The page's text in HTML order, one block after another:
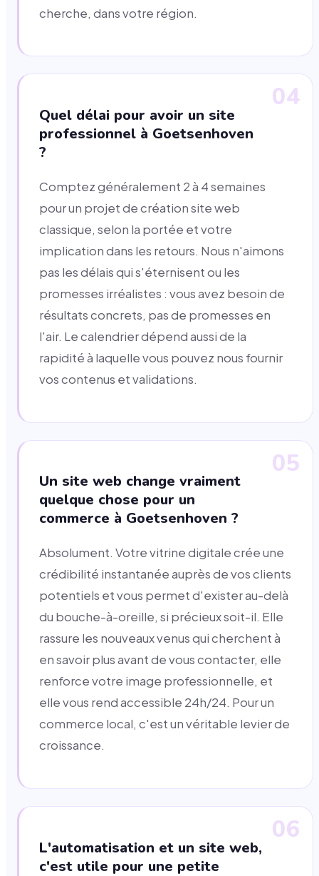
cherche, dans votre région.
04
Quel délai pour avoir un site
professionnel à Goetsenhoven
?
Comptez généralement 2 à 4 semaines
pour un projet de création site web
classique, selon la portée et votre
implication dans les retours. Nous n'aimons
pas les délais qui s'éternisent ou les
promesses irréalistes : vous avez besoin de
résultats concrets, pas de promesses en
l'air. Le calendrier dépend aussi de la
rapidité à laquelle vous pouvez nous fournir
vos contenus et validations.
05
Un site web change vraiment
quelque chose pour un
commerce à Goetsenhoven ?
Absolument. Votre vitrine digitale crée une
crédibilité instantanée auprès de vos clients
potentiels et vous permet d'exister au-delà
du bouche-à-oreille, si précieux soit-il. Elle
rassure les nouveaux venus qui cherchent à
en savoir plus avant de vous contacter, elle
renforce votre image professionnelle, et
elle vous rend accessible 24h/24. Pour un
commerce local, c'est un véritable levier de
croissance.
06
L'automatisation et un site web,
c'est utile pour une petite